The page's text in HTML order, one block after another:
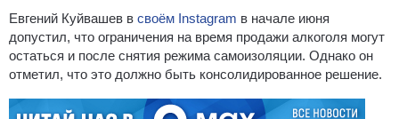
Евгений Куйвашев в своём Instagram в начале июня
допустил, что ограничения на время продажи алкоголя могут
остаться и после снятия режима самоизоляции. Однако он
отметил, что это должно быть консолидированное решение.